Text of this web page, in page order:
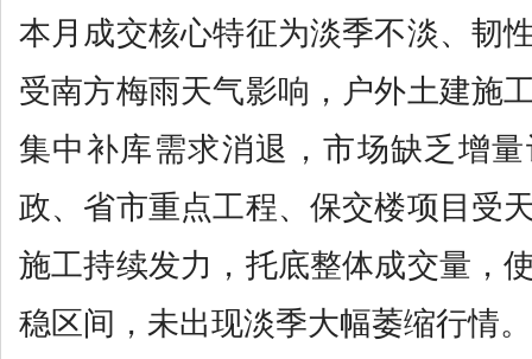
本月成交核心特征为淡季不淡、韧
受南方梅雨天气影响，户外土建施
集中补库需求消退，市场缺乏增
政、省市重点工程、保交楼项目受
施工持续发力，托底整体成交量，
稳区间，未出现淡季大幅萎缩行情。